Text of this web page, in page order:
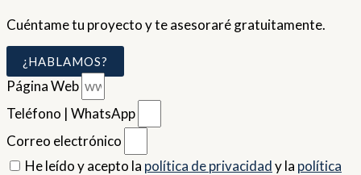
Cuéntame tu proyecto y te asesoraré gratuitamente.
¿HABLAMOS?
Página Web
Teléfono | WhatsApp
Correo electrónico
He leído y acepto la política de privacidady la política